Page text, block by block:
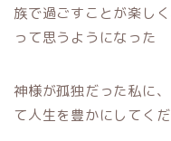
族で過ごすことが楽し
って思うようになった
神様が孤独だった私に
て人生を豊かにしてく